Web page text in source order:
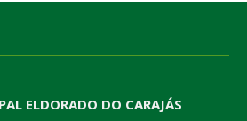
ELDORADO DO CARAJÁS